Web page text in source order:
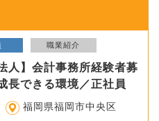
職業紹介
人】会計事務所経験者募
長できる環境／正社員
福岡県福岡市中央区